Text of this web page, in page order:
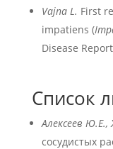
Vajna L. First
impatiens (
Disease
Список
Алексеев
сосудистых